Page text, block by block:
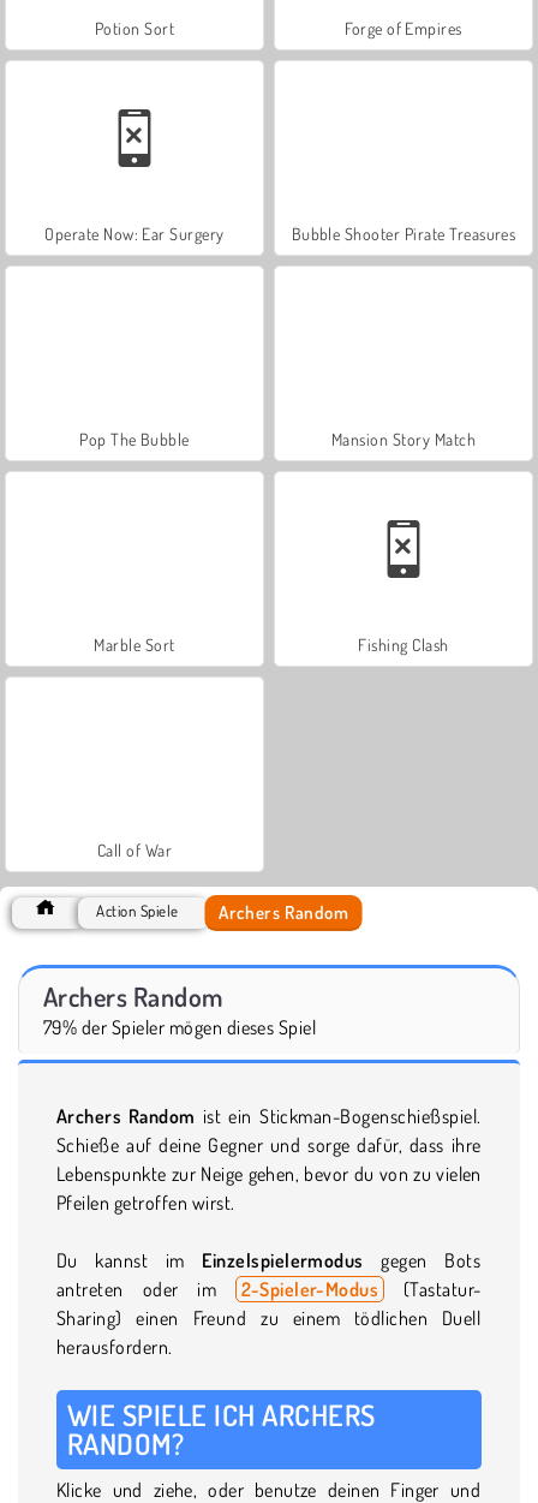
Potion Sort Forge of Empires
Operate Now: Ear Surgery Bubble Shooter Pirate Treasures
Pop The Bubble Mansion Story Match
Marble Sort Fishing Clash
Call of War
Action Spiele Archers Random
Archers Random
79% der Spieler mögen dieses Spiel
Archers Random ist ein Stickman-Bogenschießspiel.
Schieße auf deine Gegner und sorge dafür, dass ihre
Lebenspunkte zur Neige gehen, bevor du von zu vielen
Pfeilen getroffen wirst.
Du kannst im Einzelspielermodus gegen Bots
antreten oder im 2-Spieler-Modus
(Tastatur-
Sharing) einen Freund zu einem tödlichen Duell
herausfordern.
WIE SPIELE ICH ARCHERS
RANDOM?
Klicke und ziehe, oder benutze deinen Finger und